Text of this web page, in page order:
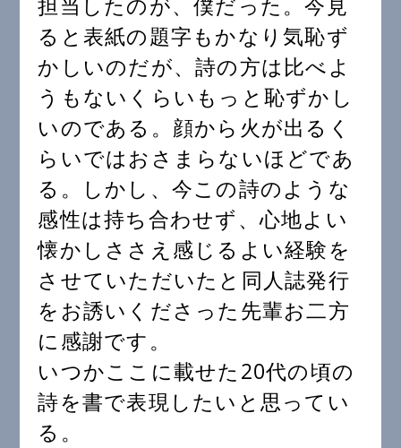
担当したのが、僕だった。今見
ると表紙の題字もかなり気恥ず
かしいのだが、詩の方は比べよ
うもないくらいもっと恥ずかし
いのである。顔から火が出るく
らいではおさまらないほどであ
る。しかし、今この詩のような
感性は持ち合わせず、心地よい
懐かしささえ感じるよい経験を
させていただいたと同人誌発行
をお誘いくださった先輩お二方
に感謝です。
いつかここに載せた20代の頃の
詩を書で表現したいと思ってい
る。